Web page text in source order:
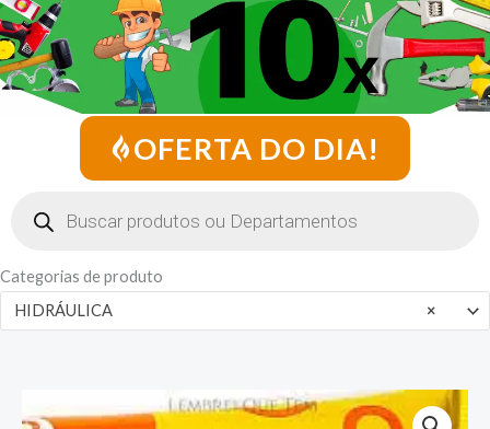
OFERTA DO DIA!
Categorias de produto
×
HIDRÁULICA